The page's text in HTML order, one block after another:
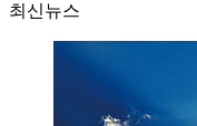
최신뉴스